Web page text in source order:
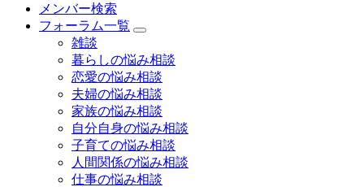
メンバー検索
フォーラム一覧
雑談
暮らしの悩み相談
恋愛の悩み相談
夫婦の悩み相談
家族の悩み相談
自分自身の悩み相談
子育ての悩み相談
人間関係の悩み相談
仕事の悩み相談